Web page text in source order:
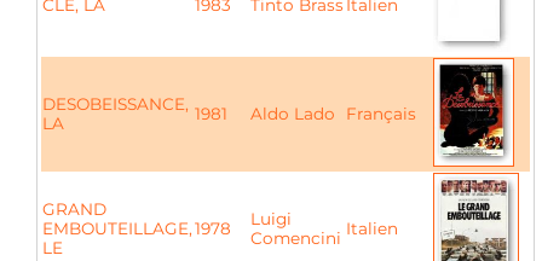
CLE, LA 1983 Tinto Brass Italien
DESOBEISSANCE,
LA
1981 Aldo Lado Français
GRAND
EMBOUTEILLAGE,
LE
1978
Luigi
Comencini Italien